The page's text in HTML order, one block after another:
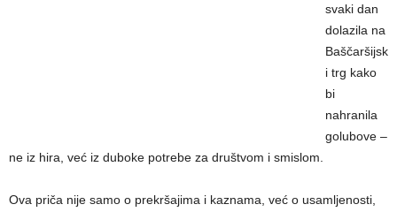
svaki dan
dolazila na
Baščaršijsk
i trg kako
bi
nahranila
golubove –
ne iz hira, već iz duboke potrebe za društvom i smislom.
Ova priča nije samo o prekršajima i kaznama, već o usamljenosti,